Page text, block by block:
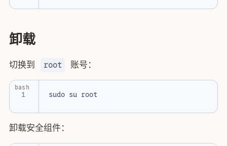
卸载
切换到 root 账号：
1
bash
卸载安全组件：